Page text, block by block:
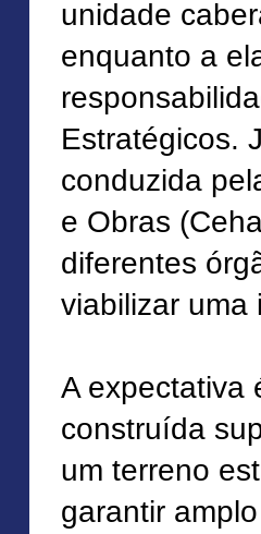
unidade
enquanto a
Estratégicos.
conduzida
e Obras
diferentes
viabilizar uma
A expectativa
construída
um terreno
garantir